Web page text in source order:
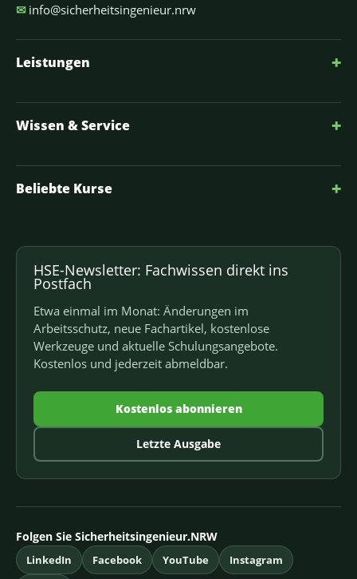
✉ info@sicherheitsingenieur.nrw
Leistungen +
Wissen & Service +
Beliebte Kurse +
HSE-Newsletter: Fachwissen direkt ins
Postfach
Etwa einmal im Monat: Änderungen im
Arbeitsschutz, neue Fachartikel, kostenlose
Werkzeuge und aktuelle Schulungsangebote.
Kostenlos und jederzeit abmeldbar.
Kostenlos abonnieren
Letzte Ausgabe
Folgen Sie Sicherheitsingenieur.NRW
LinkedIn Facebook YouTube Instagram